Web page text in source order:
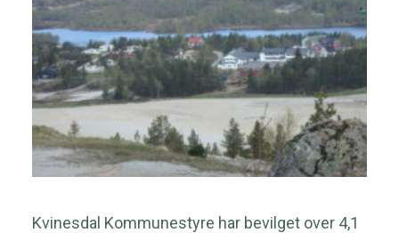
Kvinesdal Kommunestyre har bevilget over 4,1